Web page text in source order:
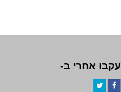
עקבו אחרי ב-